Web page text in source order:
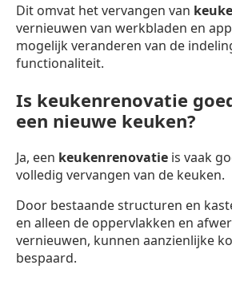
Dit omvat het vervangen van
vernieuwen van werkbladen en
mogelijk veranderen van de
functionaliteit.
Is keukenrenovatie
een nieuwe keuken?
Ja, een keukenrenovatie is vaak
volledig vervangen van de keuken.
Door bestaande structuren en
en alleen de oppervlakken en
vernieuwen, kunnen aanzienlijke
bespaard.